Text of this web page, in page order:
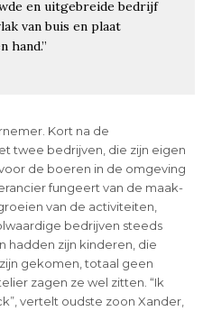
en uitgebreide bedrijf
van buis en plaat
hand.”
Kort na de
twee bedrijven, die zijn eigen
de boeren in de omgeving
fungeert van de maak-
van de activiteiten,
bedrijven steeds
hadden zijn kinderen, die
gekomen, totaal geen
zagen ze wel zitten. “Ik
vertelt oudste zoon Xander,